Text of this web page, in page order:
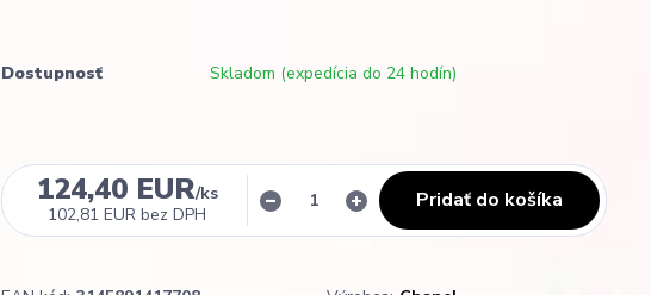
Dostupnosť Skladom (expedícia do 24 hodín)
124,40 EUR/ks
102,81 EUR bez DPH
Pridať do košíka